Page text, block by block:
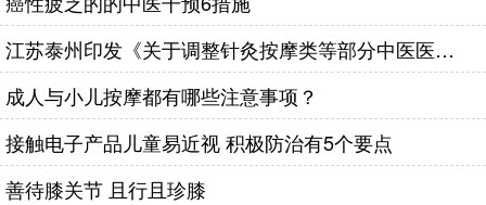
江苏泰州印发《关于调整针灸按摩类等部分中医医疗服务项目价格的通知》
成人与小儿按摩都有哪些注意事项？
接触电子产品儿童易近视 积极防治有5个要点
善待膝关节 且行且珍膝